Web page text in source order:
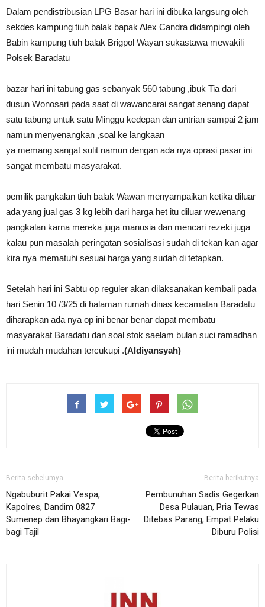
Dalam pendistribusian LPG Basar hari ini dibuka langsung oleh
sekdes kampung tiuh balak bapak Alex Candra didampingi oleh
Babin kampung tiuh balak Brigpol Wayan sukastawa mewakili
Polsek Baradatu
bazar hari ini tabung gas sebanyak 560 tabung ,ibuk Tia dari
dusun Wonosari pada saat di wawancarai sangat senang dapat
satu tabung untuk satu Minggu kedepan dan antrian sampai 2 jam
namun menyenangkan ,soal ke langkaan
ya memang sangat sulit namun dengan ada nya oprasi pasar ini
sangat membatu masyarakat.
pemilik pangkalan tiuh balak Wawan menyampaikan ketika diluar
ada yang jual gas 3 kg lebih dari harga het itu diluar wewenang
pangkalan karna mereka juga manusia dan mencari rezeki juga
kalau pun masalah peringatan sosialisasi sudah di tekan kan agar
kira nya mematuhi sesuai harga yang sudah di tetapkan.
Setelah hari ini Sabtu op reguler akan dilaksanakan kembali pada
hari Senin 10 /3/25 di halaman rumah dinas kecamatan Baradatu
diharapkan ada nya op ini benar benar dapat membatu
masyarakat Baradatu dan soal stok saelam bulan suci ramadhan
ini mudah mudahan tercukupi .(Aldiyansyah)
Berita sebelumya
Ngabuburit Pakai Vespa,
Kapolres, Dandim 0827
Sumenep dan Bhayangkari Bagi-
bagi Tajil
Berita berikutnya
Pembunuhan Sadis Gegerkan
Desa Pulauan, Pria Tewas
Ditebas Parang, Empat Pelaku
Diburu Polisi